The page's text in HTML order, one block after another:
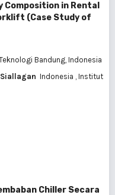
in Rental
(Case Study of
Bandung, Indonesia
Indonesia , Institut
Chiller Secara